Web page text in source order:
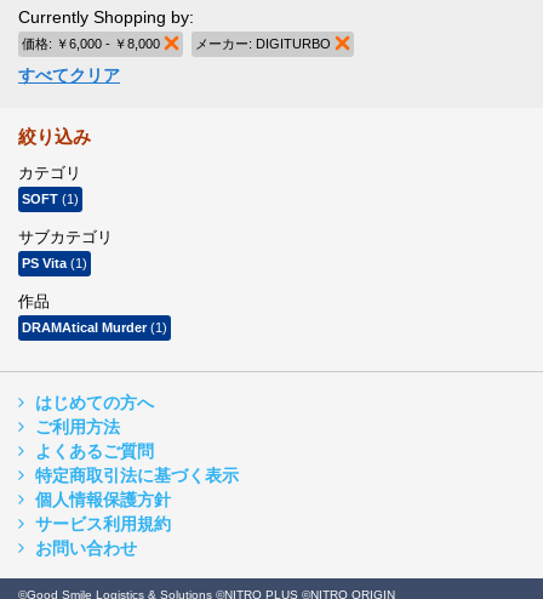
Currently Shopping by:
価格: ￥6,000 - ￥8,000 商品の削除
メーカー: DIGITURBO
すべてクリア
絞り込み
カテゴリ
SOFT (1)
サブカテゴリ
PS Vita (1)
作品
DRAMAtical Murder(1)
はじめての方へ
ご利用方法
よくあるご質問
特定商取引法に基づく表示
個人情報保護方針
サービス利用規約
お問い合わせ
©Good Smile Logistics & Solutions ©NITRO PLUS ©NITRO ORIGIN